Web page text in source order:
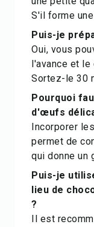
S'il forme
Puis-je
Oui, vous
l'avance et le
Sortez-le 30
Pourquoi
d'œufs
Incorporer
permet de
qui donne un
Puis-je
lieu de
?
Il est